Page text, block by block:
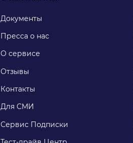
Документы
Пресса о нас
О сервисе
Отзывы
Контакты
Для СМИ
Сервис Подписки